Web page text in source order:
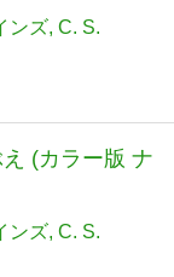
ンズ C. S.
(カラー版 ナ
ンズ C. S.